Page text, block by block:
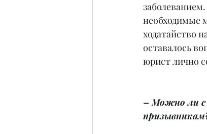
необходимые
ходатайство
оставалось
юрист лично
– Можно ли